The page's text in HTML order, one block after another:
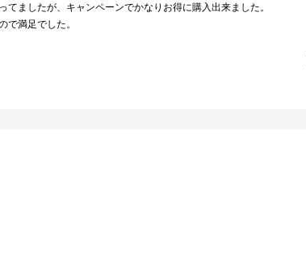
ましたが、キャンペーンでかなりお得に購入出来ました。
で満足でした。